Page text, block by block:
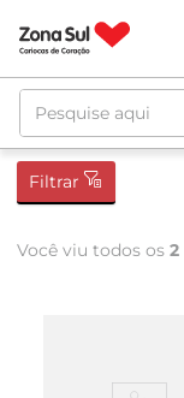
Pesquise aqui
Filtrar
Você viu todos os 2